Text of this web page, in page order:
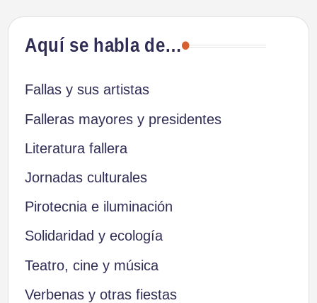
Aquí se habla de…
Fallas y sus artistas
Falleras mayores y presidentes
Literatura fallera
Jornadas culturales
Pirotecnia e iluminación
Solidaridad y ecología
Teatro, cine y música
Verbenas y otras fiestas